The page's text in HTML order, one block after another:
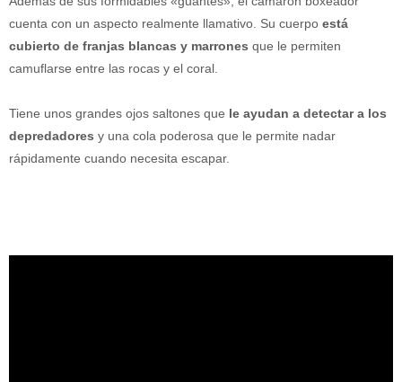
cuenta con un aspecto realmente llamativo. Su cuerpo está
cubierto de franjas blancas y marrones que le permiten
camuflarse entre las rocas y el coral.
Tiene unos grandes ojos saltones que le ayudan a detectar a los
depredadores y una cola poderosa que le permite nadar
rápidamente cuando necesita escapar.